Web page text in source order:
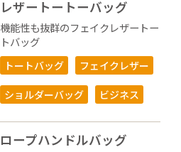
レザートートーバッグ
機能性も抜群のフェイクレザートー
トバッグ
トートバッグ フェイクレザー
ショルダーバッグ ビジネス
ロープハンドルバッグ